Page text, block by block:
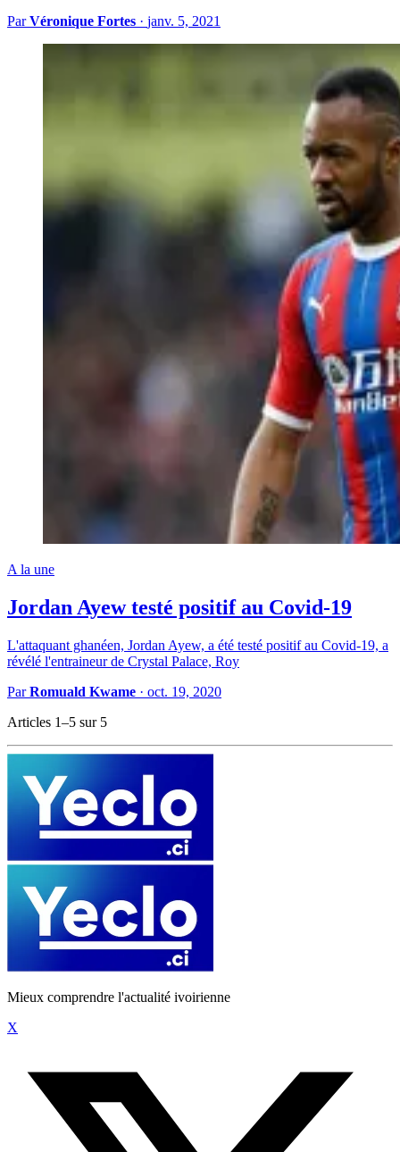
ParVéronique Fortes · janv. 5, 2021
A la une
Jordan Ayew testé positif au Covid-19
L'attaquant ghanéen, Jordan Ayew, a été testé positif au Covid-19, a
révélé l'entraineur de Crystal Palace, Roy
ParRomuald Kwame · oct. 19, 2020
Articles 1–5 sur 5
Mieux comprendre l'actualité ivoirienne
X